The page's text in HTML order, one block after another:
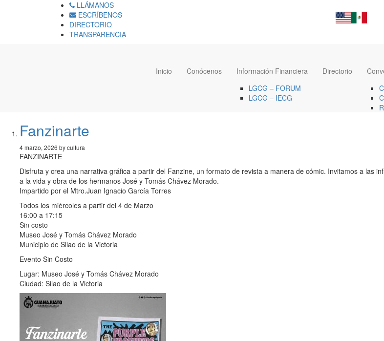
LLÁMANOS
ESCRÍBENOS
DIRECTORIO
TRANSPARENCIA
Inicio Conócenos
Información Financiera
LGCG – FORUM
LGCG – IECG
Directorio
Fanzinarte
4 marzo, 2026 by cultura
FANZINARTE
Disfruta y crea una narrativa gráfica a partir del Fanzine, un formato de revista a manera de cómic. Invitamos a las
a la vida y obra de los hermanos José y Tomás Chávez Morado.
Impartido por el Mtro.Juan Ignacio García Torres
Todos los miércoles a partir del 4 de Marzo
16:00 a 17:15
Sin costo
Museo José y Tomás Chávez Morado
Municipio de Silao de la Victoria
Evento Sin Costo
Lugar: Museo José y Tomás Chávez Morado
Ciudad: Silao de la Victoria